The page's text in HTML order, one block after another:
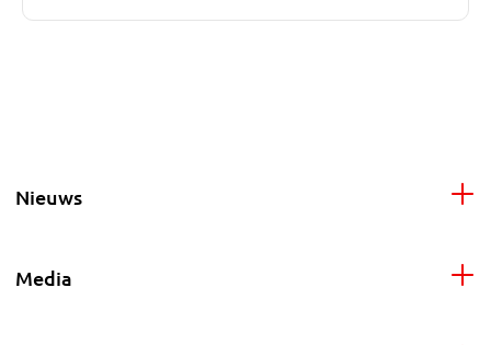
Nieuws
Media